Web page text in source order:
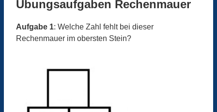
Übungsaufgaben Rechenmauer
Aufgabe 1: Welche Zahl fehlt bei dieser
Rechenmauer im obersten Stein?